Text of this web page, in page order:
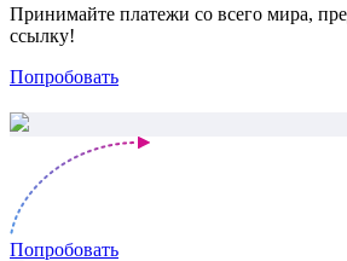
Принимайте платежи со всего мира,
ссылку!
Попробовать
Попробовать